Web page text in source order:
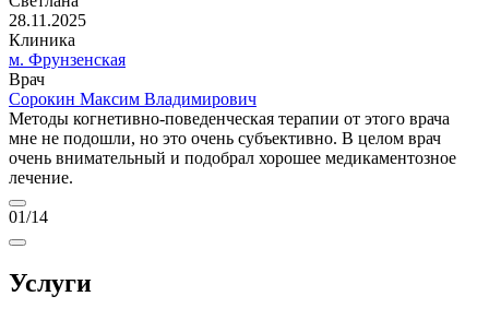
28.11.2025
Клиника
м. Фрунзенская
Врач
Сорокин Максим Владимирович
Методы когнетивно-поведенческая терапии от этого врача
мне не подошли, но это очень субъективно. В целом врач
очень внимательный и подобрал хорошее медикаментозное
лечение.
01/14
Услуги